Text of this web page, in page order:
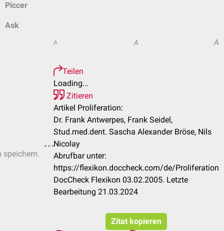
Piccer
Ask
speichern.
A A A
Teilen
Loading...
Zitieren
Artikel Proliferation:
Dr. Frank Antwerpes, Frank Seidel,
Stud.med.dent. Sascha Alexander Bröse, Nils
Nicolay
Abrufbar unter:
https://flexikon.doccheck.com/de/Proliferation
DocCheck Flexikon 03.02.2005. Letzte
Bearbeitung 21.03.2024
Zitat kopieren